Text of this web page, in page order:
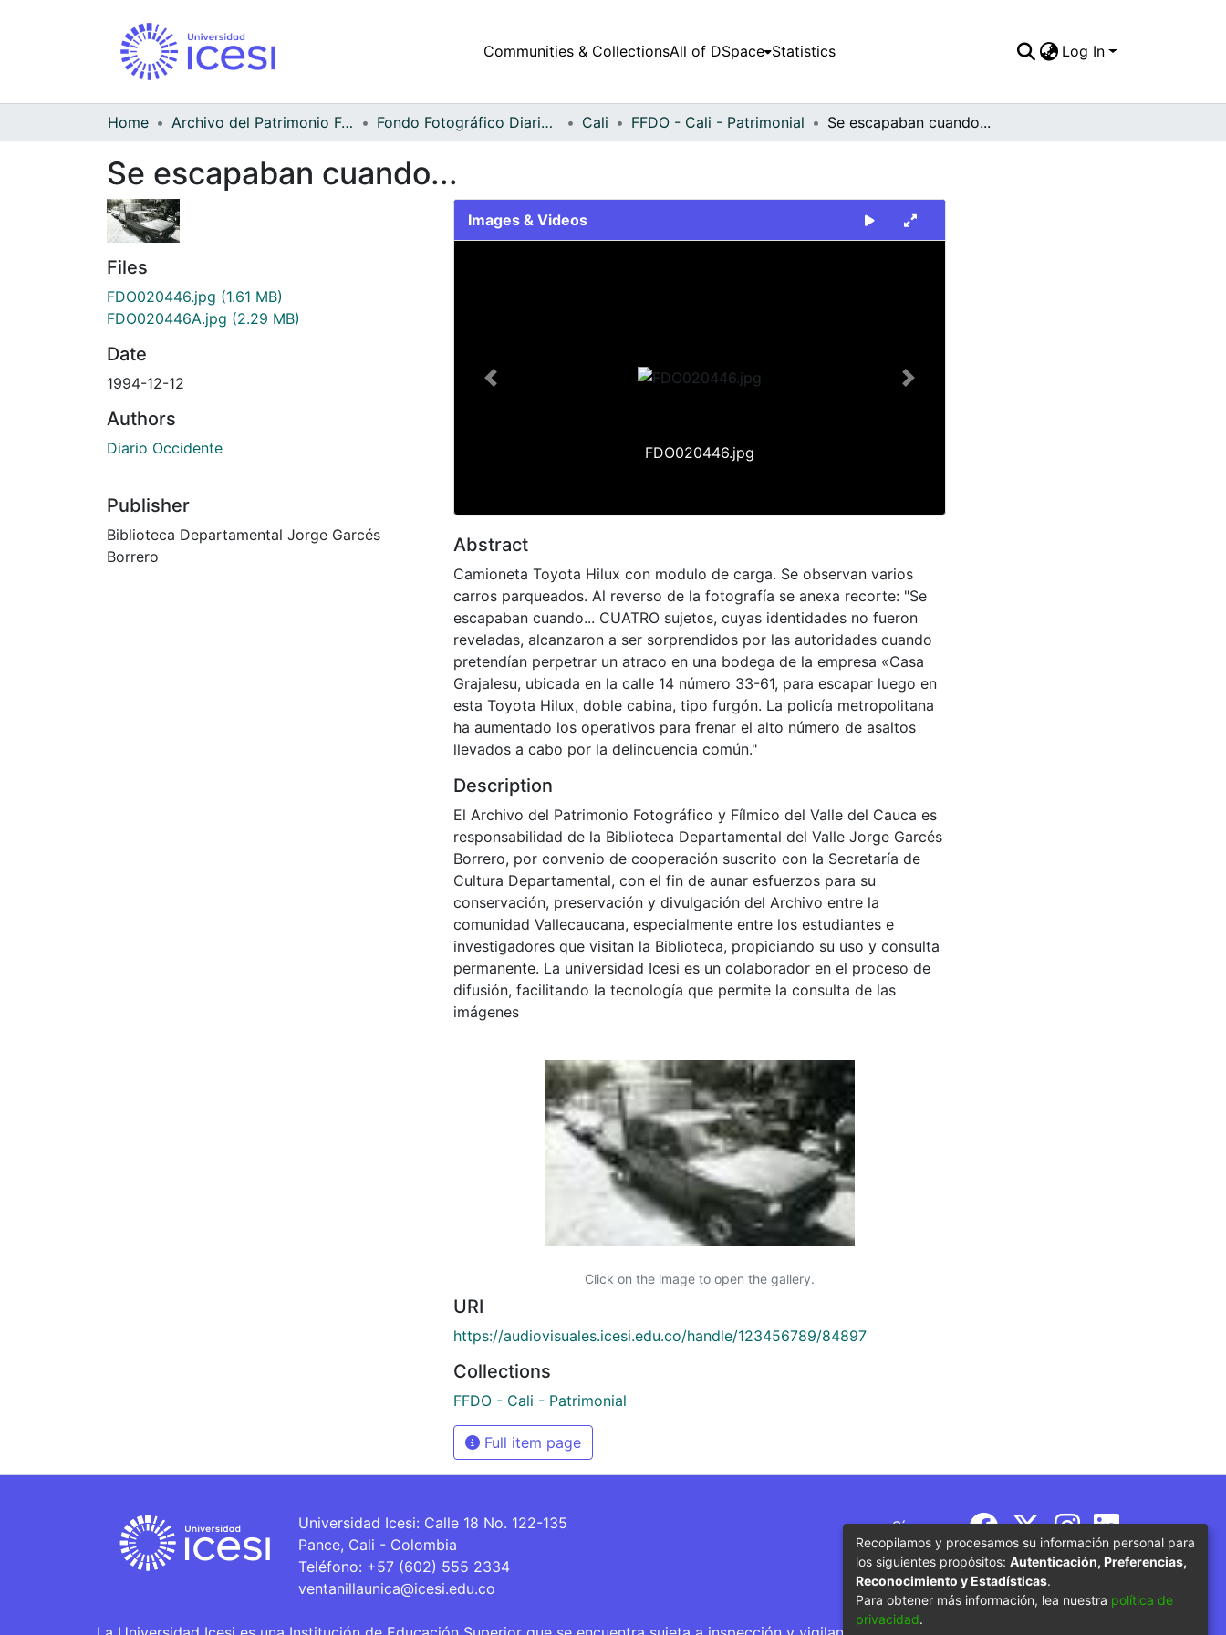
Communities & CollectionsAll of DSpace Statistics Log In
Home Archivo del Patrimonio Fotográfico y Fílmico del Valle del Cauca Fondo Fotográfico Diario Occidente Cali FFDO - Cali - Patrimonial Se escapaban cuando...
Se escapaban cuando...
Files
FDO020446.jpg (1.61 MB)
FDO020446A.jpg (2.29 MB)
Date
1994-12-12
Authors
Diario Occidente
Publisher
Biblioteca Departamental Jorge Garcés
Borrero
Images & Videos
FDO020446.jpg
Previous Next
Abstract
Camioneta Toyota Hilux con modulo de carga. Se observan varios
carros parqueados. Al reverso de la fotografía se anexa recorte: "Se
escapaban cuando... CUATRO sujetos, cuyas identidades no fueron
reveladas, alcanzaron a ser sorprendidos por las autoridades cuando
pretendían perpetrar un atraco en una bodega de la empresa «Casa
Grajalesu, ubicada en la calle 14 número 33-61, para escapar luego en
esta Toyota Hilux, doble cabina, tipo furgón. La policía metropolitana
ha aumentado los operativos para frenar el alto número de asaltos
llevados a cabo por la delincuencia común."
Description
El Archivo del Patrimonio Fotográfico y Fílmico del Valle del Cauca es
responsabilidad de la Biblioteca Departamental del Valle Jorge Garcés
Borrero, por convenio de cooperación suscrito con la Secretaría de
Cultura Departamental, con el fin de aunar esfuerzos para su
conservación, preservación y divulgación del Archivo entre la
comunidad Vallecaucana, especialmente entre los estudiantes e
investigadores que visitan la Biblioteca, propiciando su uso y consulta
permanente. La universidad Icesi es un colaborador en el proceso de
difusión, facilitando la tecnología que permite la consulta de las
imágenes
Click on the image to open the gallery.
URI
https://audiovisuales.icesi.edu.co/handle/123456789/84897
Collections
FFDO - Cali - Patrimonial
Full item page
Universidad Icesi: Calle 18 No. 122-135
Pance, Cali - Colombia
Teléfono: +57 (602) 555 2334
ventanillaunica@icesi.edu.co
Síguenos
Recopilamos y procesamos su información personal para
los siguientes propósitos: Autenticación, Preferencias,
Reconocimiento y Estadísticas.
Para obtener más información, lea nuestra política de
privacidad.